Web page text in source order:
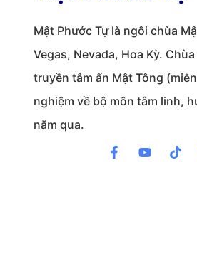
Mật Phước Tự là ngôi chùa
Vegas, Nevada, Hoa Kỳ.
truyền tâm ấn Mật Tông
nghiệm về bộ môn tâm linh,
năm qua.